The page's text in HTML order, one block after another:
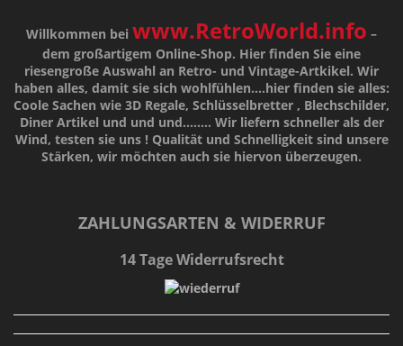
Willkommen bei www.RetroWorld.info –
dem großartigem Online-Shop. Hier finden Sie eine
riesengroße Auswahl an Retro- und Vintage-Artkikel. Wir
haben alles, damit sie sich wohlfühlen....hier finden sie alles:
Coole Sachen wie 3D Regale, Schlüsselbretter , Blechschilder,
Diner Artikel und und und........ Wir liefern schneller als der
Wind, testen sie uns ! Qualitätund Schnelligkeitsind unsere
Stärken, wir möchten auch sie hiervon überzeugen.
ZAHLUNGSARTEN & WIDERRUF
14 Tage Widerrufsrecht